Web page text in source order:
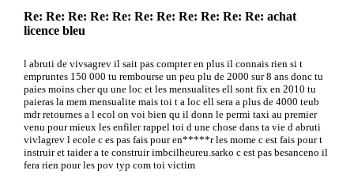
Re: Re: Re: Re: Re: Re: Re: Re: Re: Re: Re: achat
licence bleu
l abruti de vivsagrev il sait pas compter en plus il connais rien si t
empruntes 150 000 tu rembourse un peu plu de 2000 sur 8 ans donc tu
paies moins cher qu une loc et les mensualites ell sont fix en 2010 tu
paieras la mem mensualite mais toi t a loc ell sera a plus de 4000 teub
mdr retournes a l ecol on voi bien qu il donn le permi taxi au premier
venu pour mieux les enfiler rappel toi d une chose dans ta vie d abruti
vivlagrev l ecole c es pas fais pour en*****r les mome c est fais pour t
instruir et taider a te construir imbcilheureu.sarko c est pas besanceno il
fera rien pour les pov typ com toi victim